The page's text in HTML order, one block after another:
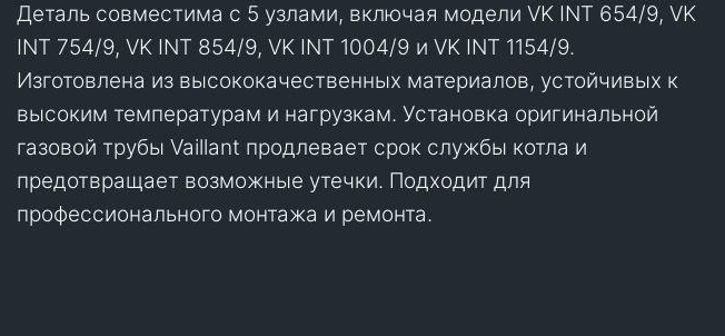
Деталь совместима с 5 узлами, включая модели VK INT 654/9, VK
INT 754/9, VK INT 854/9, VK INT 1004/9 и VK INT 1154/9.
Изготовлена из высококачественных материалов, устойчивых к
высоким температурам и нагрузкам. Установка оригинальной
газовой трубы Vaillant продлевает срок службы котла и
предотвращает возможные утечки. Подходит для
профессионального монтажа и ремонта.